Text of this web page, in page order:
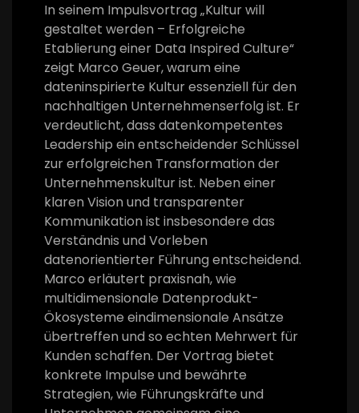
In seinem Impulsvortrag „Kultur will
gestaltet werden – Erfolgreiche
Etablierung einer Data Inspired Culture“
zeigt Marco Geuer, warum eine
dateninspirierte Kultur essenziell für den
nachhaltigen Unternehmenserfolg ist. Er
verdeutlicht, dass datenkompetentes
Leadership ein entscheidender Schlüssel
zur erfolgreichen Transformation der
Unternehmenskultur ist. Neben einer
klaren Vision und transparenter
Kommunikation ist insbesondere das
Verständnis und Vorleben
datenorientierter Führung entscheidend.
Marco erläutert praxisnah, wie
multidimensionale Datenprodukt-
Ökosysteme eindimensionale Ansätze
übertreffen und so echten Mehrwert für
Kunden schaffen. Der Vortrag bietet
konkrete Impulse und bewährte
Strategien, wie Führungskräfte und